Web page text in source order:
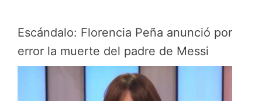
Escándalo: Florencia Peña anunció por
error la muerte del padre de Messi